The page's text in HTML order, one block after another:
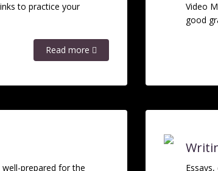
to practice your
Read more
Video
good
prepared for the